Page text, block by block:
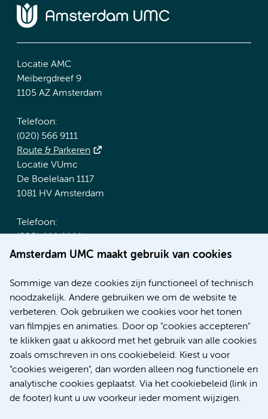
Amsterdam UMC maakt gebruik van cookies
Sommige van deze cookies zijn functioneel of technisch
noodzakelijk. Andere gebruiken we om de website te
verbeteren. Ook gebruiken we cookies voor het tonen
van filmpjes en animaties. Door op "cookies accepteren"
te klikken gaat u akkoord met het gebruik van alle cookies
zoals omschreven in ons cookiebeleid. Kiest u voor
"cookies weigeren", dan worden alleen nog functionele en
analytische cookies geplaatst. Via het cookiebeleid (link in
de footer) kunt u uw voorkeur ieder moment wijzigen.
Locatie AMC
Meibergdreef 9
1105 AZ Amsterdam
Telefoon:
(020) 566 9111
Route & Parkeren
Locatie VUmc
De Boelelaan 1117
1081 HV Amsterdam
Telefoon:
(020) 444 4444
Route & Parkeren
Meer Amsterdam UMC websites:
Werken bij Amsterdam UMC
Over Amsterdam UMC
Nieuws
Research
Educatie Locatie VUmc